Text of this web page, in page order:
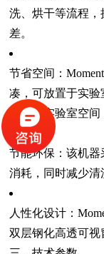
洗、烘干等流程
差。
节省空间：
凑，可放置于实验
可节省实验室空
节能环保：该机
消耗，同时减少
人性化设计：
双层钢化高透可视